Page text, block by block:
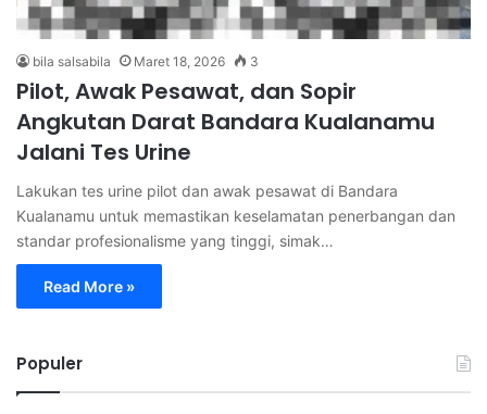
bila salsabila Maret 18, 2026 3
Pilot, Awak Pesawat, dan Sopir
Angkutan Darat Bandara Kualanamu
Jalani Tes Urine
Lakukan tes urine pilot dan awak pesawat di Bandara
Kualanamu untuk memastikan keselamatan penerbangan dan
standar profesionalisme yang tinggi, simak…
Read More »
Populer